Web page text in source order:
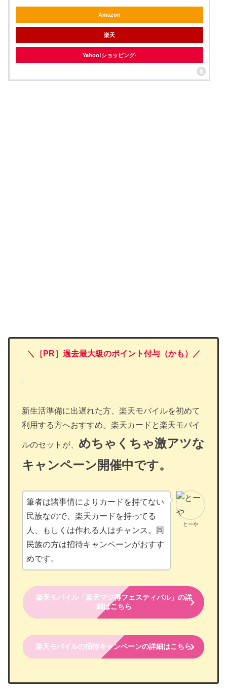
Amazon
楽天
Yahoo!ショッピング
＼［PR］過去最大級のポイント付与（かも）／
新生活準備に出遅れた方、楽天モバイルを初めて
利用する方へおすすめ。楽天カードと楽天モバイ
ルのセットが、 めちゃくちゃ激アツな
キャンペーン開催中です。
とーや
筆者は諸事情によりカードを持てない
民族なので、楽天カードを持ってる
人、もしくは作れる人はチャンス。同
民族の方は招待キャンペーンがおすす
めです。
楽天モバイル「楽天マジ得フェスティバル」の詳
細はこちら
楽天モバイルの招待キャンペーンの詳細はこちら